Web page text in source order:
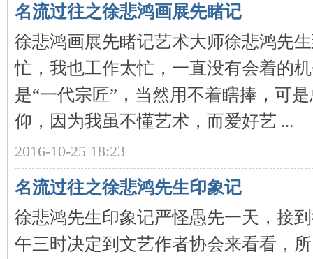
网
名流过往之徐悲鸿画展先睹记
徐悲鸿画展先睹记艺术大师徐悲鸿先
忙，我也工作太忙，一直没有会着的
是“一代宗匠”，当然用不着瞎捧，可
仰，因为我虽不懂艺术，而爱好艺 ...
2016-10-25 18:23
名流过往之徐悲鸿先生印象记
徐悲鸿先生印象记严怪愚先一天，接
午三时决定到文艺作者协会来看看，